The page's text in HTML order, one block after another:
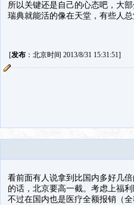
所以关键还是自己的心态吧，大
瑞典就能活的像在天堂，有些人
[发布：北京时间 2013/8/31 15:31:51]
看前面有人说拿到比国内多好几
的话，北京要高一截。考虑上福
不过在国内也是医疗全额报销（